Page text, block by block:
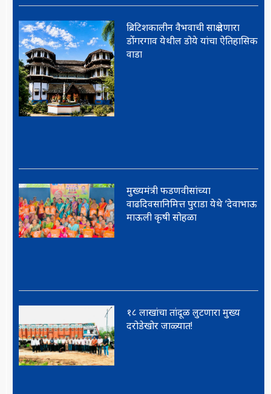
ब्रिटिशकालीन वैभवाची साक्ष देणारा
डोंगरगाव येथील डोये यांचा ऐतिहासिक
वाडा
मुख्यमंत्री फडणवीसांच्या
वाढदिवसानिमित्त पुराडा येथे ‘देवाभाऊ
माऊली कृषी सोहळा
१८ लाखांचा तांदूळ लुटणारा मुख्य
दरोडेखोर जाळ्यात!